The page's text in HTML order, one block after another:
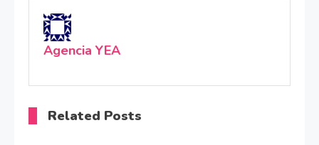
Agencia YEA
Related Posts